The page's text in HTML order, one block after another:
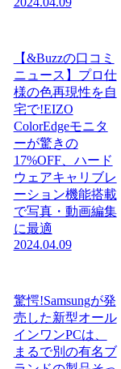
【&Buzzの口コミ
ニュース】プロ仕
様の色再現性を自
宅で!EIZO
ColorEdgeモニタ
ーが驚きの
17%OFF、ハード
ウェアキャリブレ
ーション機能搭載
で写真・動画編集
に最適
2024.04.09
驚愕!Samsungが発
売した新型オール
インワンPCは、
まるで別の有名ブ